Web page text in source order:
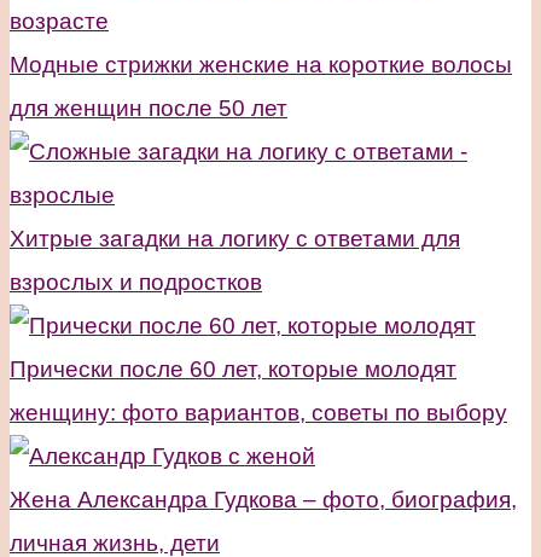
Модные стрижки женские на короткие волосы
для женщин после 50 лет
Хитрые загадки на логику с ответами для
взрослых и подростков
Прически после 60 лет, которые молодят
женщину: фото вариантов, советы по выбору
Жена Александра Гудкова – фото, биография,
личная жизнь, дети